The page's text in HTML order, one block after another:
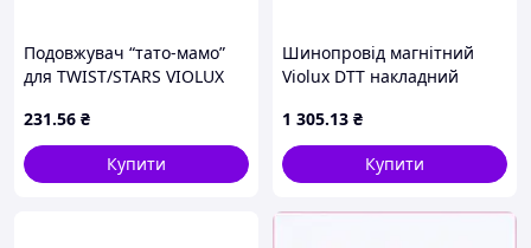
Подовжувач “тато-мамо”
для TWIST/STARS VIOLUX
231.56 ₴
Купити
Шинопровід магнітний
Violux DTT накладний
1 305.13 ₴
Купити